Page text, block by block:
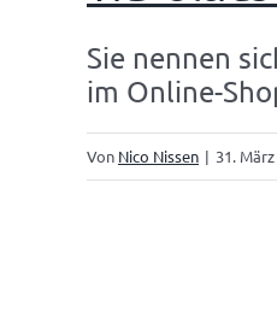
Sie nennen
im Online-
Von Nico Nissen | 31.